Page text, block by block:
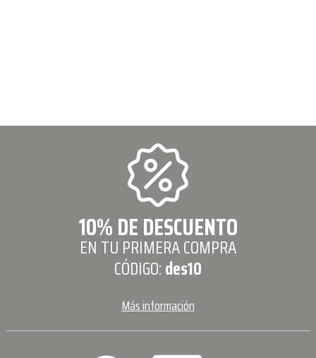
10% DE DESCUENTO
EN TU PRIMERA COMPRA
CÓDIGO:des10
Más información